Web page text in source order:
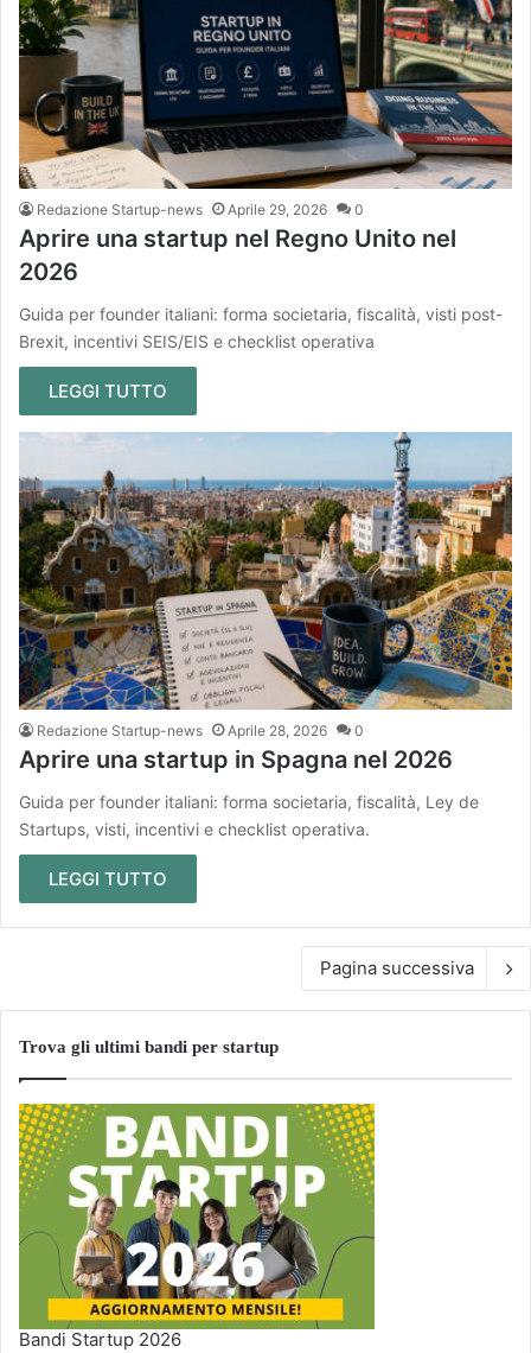
Redazione Startup-news Aprile 29, 2026 0
Aprire una startup nel Regno Unito nel
2026
Guida per founder italiani: forma societaria, fiscalità, visti post-
Brexit, incentivi SEIS/EIS e checklist operativa
LEGGI TUTTO
Redazione Startup-news Aprile 28, 2026 0
Aprire una startup in Spagna nel 2026
Guida per founder italiani: forma societaria, fiscalità, Ley de
Startups, visti, incentivi e checklist operativa.
LEGGI TUTTO
Pagina successiva
Trova gli ultimi bandi per startup
Bandi Startup 2026